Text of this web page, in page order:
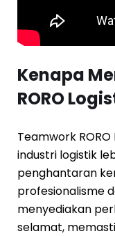
Kenapa
RORO
Teamwork
industri logistik
penghantaran
profesionalisme
menyediakan
selamat,